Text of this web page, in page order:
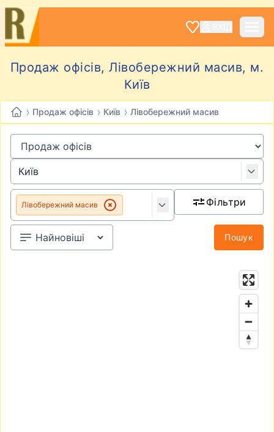
Продаж офісів, Лівобережний масив, м.
Київ
› Продаж офісів › Київ › Лівобережний масив
Лівобережний масив Фільтри
Пошук